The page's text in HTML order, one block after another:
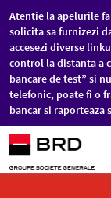
Sari la conținutul
Atentie la apelurile
solicita sa furnizezi
accesezi diverse
control la distanta a
bancare de test” si
telefonic, poate fi o
bancar si raporteaza